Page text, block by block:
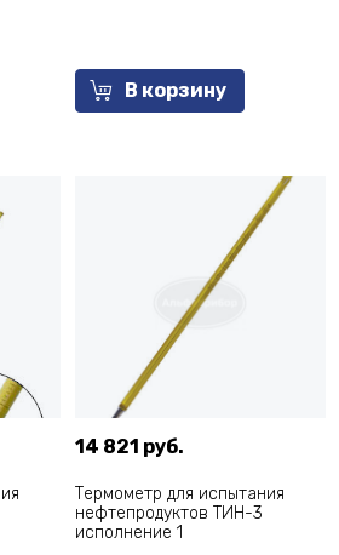
В корзину
14 821 руб.
Термометр для испытания
нефтепродуктов ТИН-3
исполнение 1